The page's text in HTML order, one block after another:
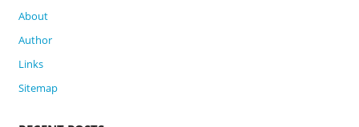
About
Author
Links
Sitemap